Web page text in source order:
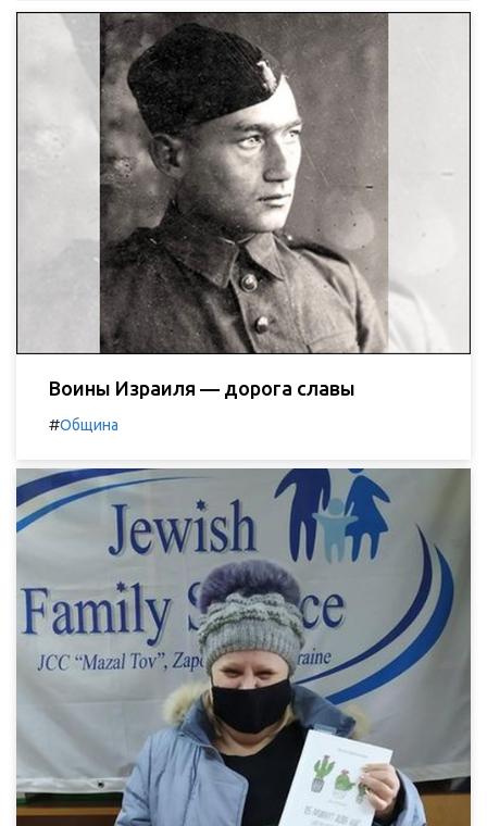
Воины Израиля — дорога славы
#Община